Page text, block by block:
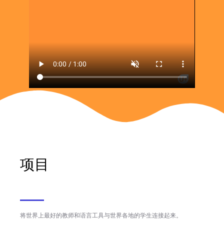
项目
将世界上最好的教师和语言工具与世界各地的学生连接起来。